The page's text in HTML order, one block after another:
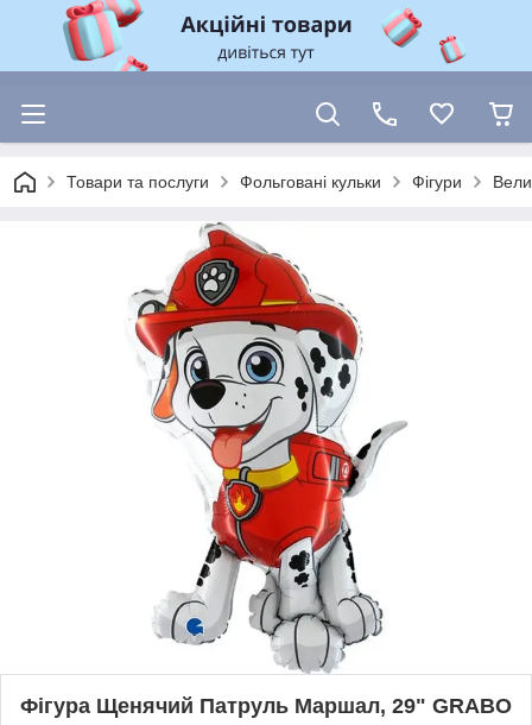
Товари та послуги Фольговані кульки Фігури
Фігура Щенячий Патруль Маршал, 29" GRABO